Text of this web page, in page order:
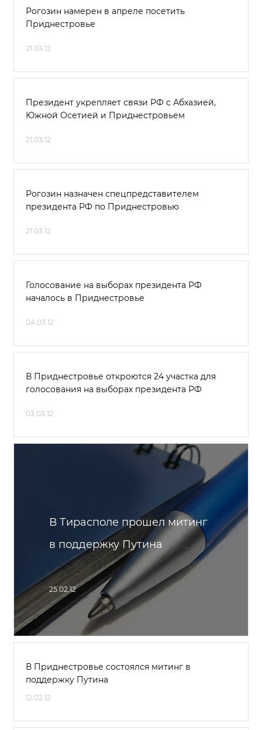
Рогозин намерен в апреле посетить
Приднестровье
21.03.12
Президент укрепляет связи РФ с Абхазией,
Южной Осетией и Приднестровьем
21.03.12
Рогозин назначен спецпредставителем
президента РФ по Приднестровью
21.03.12
Голосование на выборах президента РФ
началось в Приднестровье
04.03.12
В Приднестровье откроются 24 участка для
голосования на выборах президента РФ
03.03.12
В Тирасполе прошел митинг
в поддержку Путина
25.02.12
В Приднестровье состоялся митинг в
поддержку Путина
12.02.12